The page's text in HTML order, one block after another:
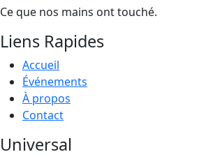
Ce que nos mains ont touché.
Liens Rapides
Accueil
Événements
À propos
Contact
Universal